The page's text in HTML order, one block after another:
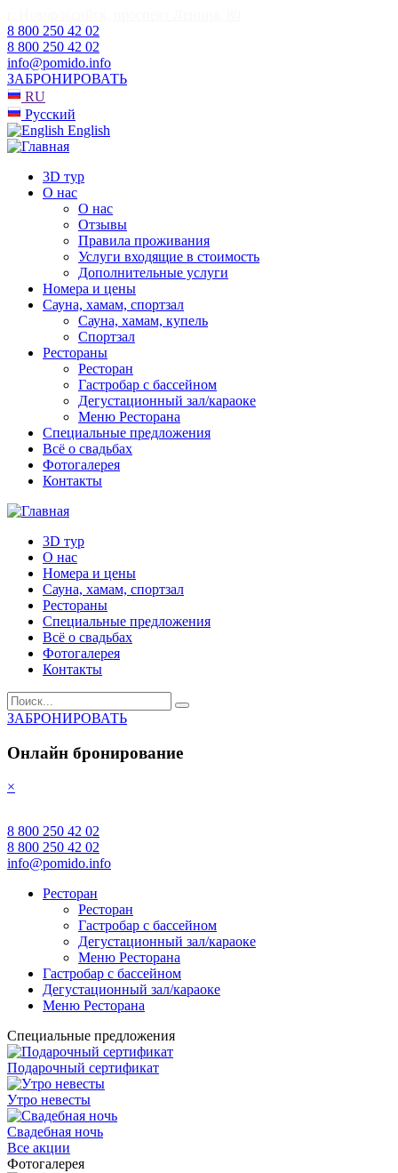
8 800 250 42 02
8 800 250 42 02
info@pomido.info
ЗАБРОНИРОВАТЬ
RU
Русский
English
3D тур
О нас
О нас
Отзывы
Правила проживания
Услуги входящие в стоимость
Дополнительные услуги
Номера и цены
Сауна, хамам, спортзал
Сауна, хамам, купель
Спортзал
Рестораны
Ресторан
Гастробар с бассейном
Дегустационный зал/караоке
Меню Ресторана
Специальные предложения
Всё о свадьбах
Фотогалерея
Контакты
3D тур
О нас
Номера и цены
Сауна, хамам, спортзал
Рестораны
Специальные предложения
Всё о свадьбах
Фотогалерея
Контакты
ЗАБРОНИРОВАТЬ
Онлайн бронирование
×
8 800 250 42 02
8 800 250 42 02
info@pomido.info
Ресторан
Ресторан
Гастробар с бассейном
Дегустационный зал/караоке
Меню Ресторана
Гастробар с бассейном
Дегустационный зал/караоке
Меню Ресторана
Специальные предложения
Подарочный сертификат
Утро невесты
Свадебная ночь
Все акции
Фотогалерея